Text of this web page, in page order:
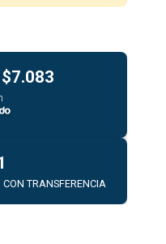
$7.083
TRANSFERENCIA